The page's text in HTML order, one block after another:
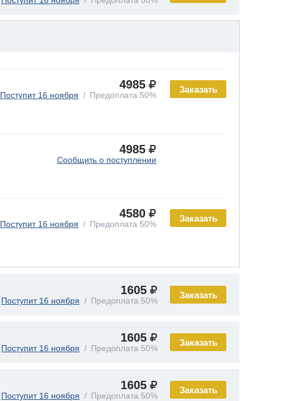
Заказать
4985
Поступит 16 ноября Предоплата 50%
4985
Сообщить о поступлении
Заказать
4580
Поступит 16 ноября Предоплата 50%
Заказать
1605
Поступит 16 ноября Предоплата 50%
Заказать
1605
Поступит 16 ноября Предоплата 50%
Заказать
1605
Поступит 16 ноября Предоплата 50%